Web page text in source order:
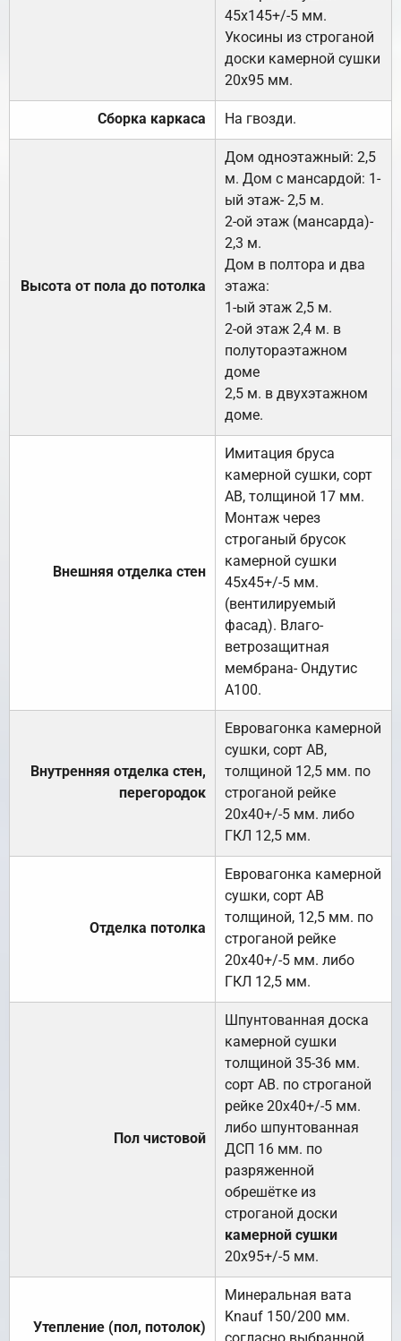
45х145+/-5 мм.
Укосины из строганой
доски камерной сушки
20х95 мм.
Сборка каркаса На гвозди.
Высота от пола до потолка
Дом одноэтажный: 2,5
м. Дом с мансардой: 1-
ый этаж- 2,5 м.
2-ой этаж (мансарда)-
2,3 м.
Дом в полтора и два
этажа:
1-ый этаж 2,5 м.
2-ой этаж 2,4 м. в
полутораэтажном
доме
2,5 м. в двухэтажном
доме.
Внешняя отделка стен
Имитация бруса
камерной сушки, сорт
АВ, толщиной 17 мм.
Монтаж через
строганый брусок
камерной сушки
45х45+/-5 мм.
(вентилируемый
фасад). Влаго-
ветрозащитная
мембрана- Ондутис
А100.
Внутренняя отделка стен,
перегородок
Евровагонка камерной
сушки, сорт АВ,
толщиной 12,5 мм. по
строганой рейке
20х40+/-5 мм. либо
ГКЛ 12,5 мм.
Отделка потолка
Евровагонка камерной
сушки, сорт АВ
толщиной, 12,5 мм. по
строганой рейке
20х40+/-5 мм. либо
ГКЛ 12,5 мм.
Пол чистовой
Шпунтованная доска
камерной сушки
толщиной 35-36 мм.
сорт АВ. по строганой
рейке 20х40+/-5 мм.
либо шпунтованная
ДСП 16 мм. по
разряженной
обрешётке из
строганой доски
камерной сушки
20х95+/-5 мм.
Утепление (пол, потолок)
Минеральная вата
Knauf 150/200 мм.